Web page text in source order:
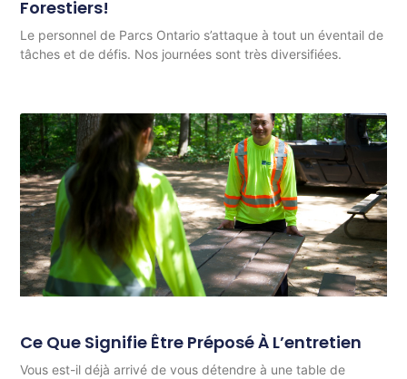
Forestiers!
Le personnel de Parcs Ontario s’attaque à tout un éventail de
tâches et de défis. Nos journées sont très diversifiées.
Ce Que Signifie Être Préposé À L’entretien
Vous est-il déjà arrivé de vous détendre à une table de